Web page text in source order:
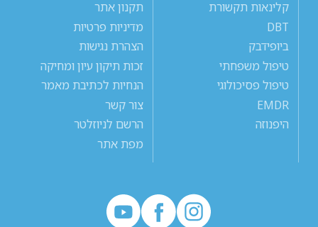
קלינאות תקשורת
DBT
ביופידבק
טיפול משפחתי
טיפול פסיכולוגי
EMDR
היפנוזה
תקנון אתר
מדיניות פרטיות
הצהרת נגישות
זכות תיקון עיון ומחיקה
הנחיות לכתיבת מאמר
צור קשר
הרשם לניוזלטר
מפת אתר